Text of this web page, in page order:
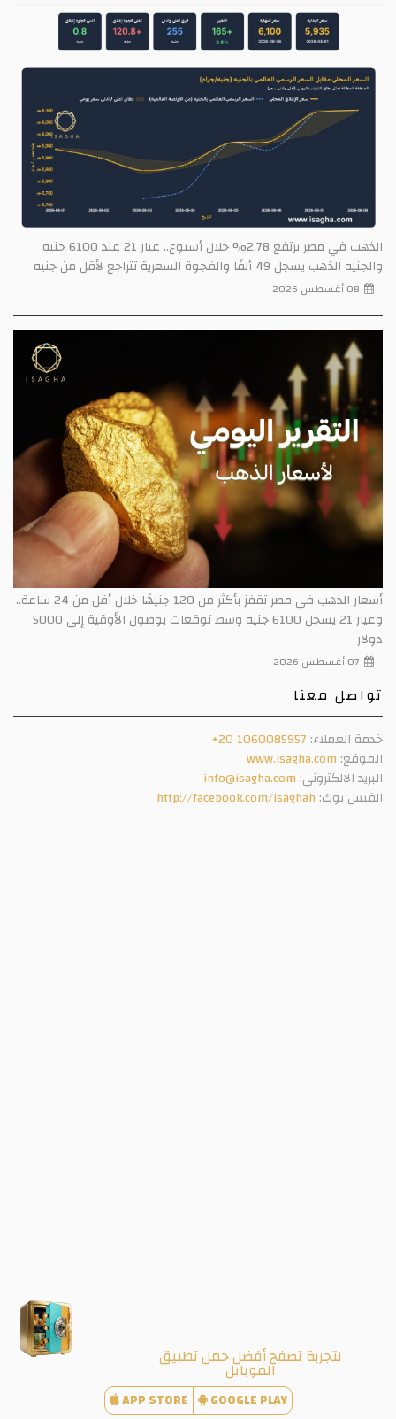
لتجربة تصفح أفضل حمل تطبيق
الموبايل
APP STORE GOOGLE PLAY
الذهب في مصر يرتفع 2.78% خلال أسبوع.. عيار 21 عند 6100 جنيه
والجنيه الذهب يسجل 49 ألفًا والفجوة السعرية تتراجع لأقل من جنيه
08 أغسطس 2026
أسعار الذهب في مصر تقفز بأكثر من 120 جنيهًا خلال أقل من 24 ساعة..
وعيار 21 يسجل 6100 جنيه وسط توقعات بوصول الأوقية إلى 5000
دولار
07 أغسطس 2026
تواصل معنا
خدمة العملاء: +20 1060085957
الموقع: www.isagha.com
البريد الالكتروني: info@isagha.com
الفيس بوك: http://facebook.com/isaghah